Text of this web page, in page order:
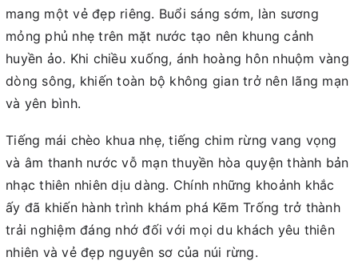
mang một vẻ đẹp riêng. Buổi sáng sớm, làn sương
mỏng phủ nhẹ trên mặt nước tạo nên khung cảnh
huyền ảo. Khi chiều xuống, ánh hoàng hôn nhuộm vàng
dòng sông, khiến toàn bộ không gian trở nên lãng mạn
và yên bình.
Tiếng mái chèo khua nhẹ, tiếng chim rừng vang vọng
và âm thanh nước vỗ mạn thuyền hòa quyện thành bản
nhạc thiên nhiên dịu dàng. Chính những khoảnh khắc
ấy đã khiến hành trình khám phá Kẽm Trống trở thành
trải nghiệm đáng nhớ đối với mọi du khách yêu thiên
nhiên và vẻ đẹp nguyên sơ của núi rừng.